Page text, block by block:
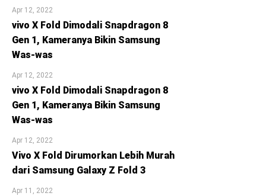
Apr 12, 2022
vivo X Fold Dimodali Snapdragon 8
Gen 1, Kameranya Bikin Samsung
Was-was
Apr 12, 2022
vivo X Fold Dimodali Snapdragon 8
Gen 1, Kameranya Bikin Samsung
Was-was
Apr 12, 2022
Vivo X Fold Dirumorkan Lebih Murah
dari Samsung Galaxy Z Fold 3
Apr 11, 2022